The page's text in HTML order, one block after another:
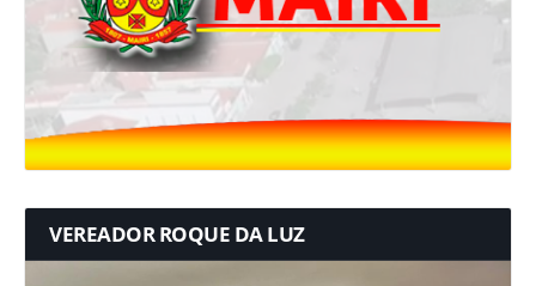
VEREADOR ROQUE DA LUZ